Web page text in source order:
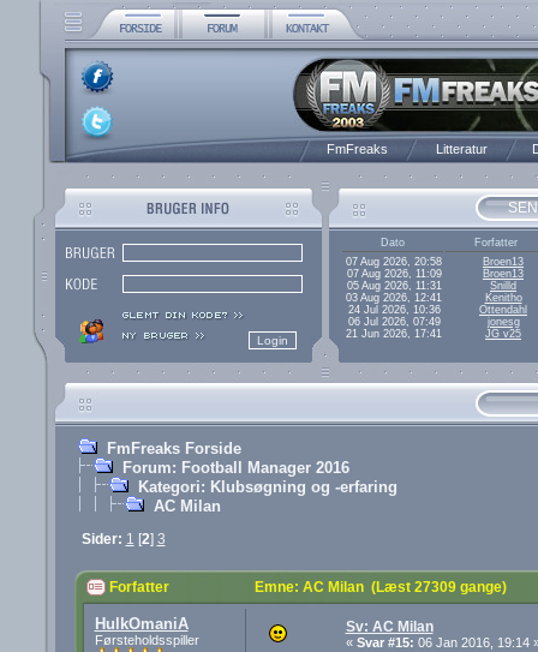
FmFreaks Litteratur
Dato
Forfatter
07 Aug 2026, 20:58
Broen13
07 Aug 2026, 11:09
Broen13
05 Aug 2026, 11:31
Snilld
03 Aug 2026, 12:41
Kenitho
24 Jul 2026, 10:36
Ottendahl
06 Jul 2026, 07:49
jonesg
21 Jun 2026, 17:41
JG v25
FmFreaks Forside
Forum: Football Manager 2016
Kategori: Klubsøgning og -erfaring
AC Milan
Sider: 1 [2] 3
Forfatter Emne: AC Milan (Læst 27309 gange)
HulkOmaniA
Førsteholdsspiller
Sv: AC Milan
« Svar #15: 06 Jan 2016, 19:14